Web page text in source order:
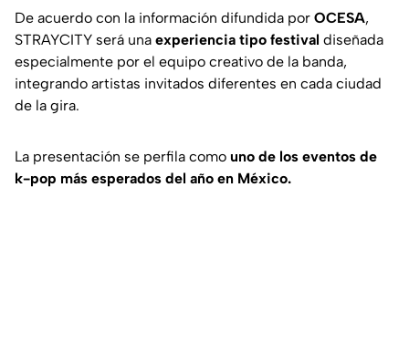
De acuerdo con la información difundida por OCESA,
STRAYCITY será una experiencia tipo festival diseñada
especialmente por el equipo creativo de la banda,
integrando artistas invitados diferentes en cada ciudad
de la gira.
La presentación se perfila como uno de los eventos de
k-pop más esperados del año en México.